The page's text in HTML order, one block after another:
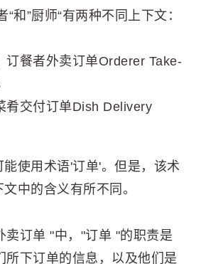
“和”厨师“有两种不同上下文：
订餐者外卖订单Orderer Take-
肴交付订单Dish Delivery
使用术语'订单'。但是，该术
中的含义有所不同。
卖订单 "中，"订单 "的职责是
所下订单的信息，以及他们是